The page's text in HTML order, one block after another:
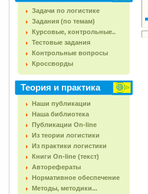
Задачи по логистике
Задания (по темам)
Курсовые, контрольные..
Тестовые задания
Контрольные вопросы
Кроссворды
Теория и практика
Наши публикации
Наша библиотека
Публикации On-line
Из теории логистики
Из практики логистики
Книги On-line (текст)
Авторефераты
Нормативное обеспечение
Методы, методики...